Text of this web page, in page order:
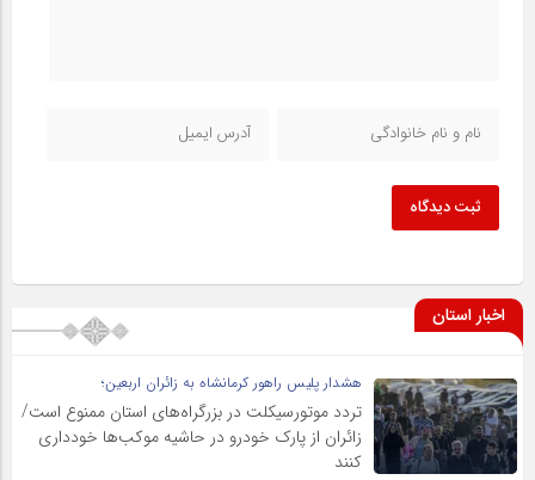
ثبت دیدگاه
اخبار استان
هشدار پلیس راهور کرمانشاه به زائران اربعین؛
تردد موتورسیکلت در بزرگراه‌های استان ممنوع است/
زائران از پارک خودرو در حاشیه موکب‌ها خودداری
کنند